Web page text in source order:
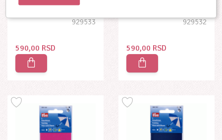
6,5x14cm Vino
Crena
929533
590,00 RSD
Transparentna
929532
590,00 RSD